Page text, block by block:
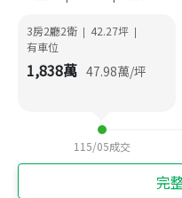
3房2廳2衛 | 42.27坪 |
有車位
1,838萬 47.98萬/坪
115/05成交
完